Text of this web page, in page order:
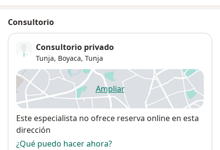
Consultorio
Consultorio privado
Tunja, Boyaca, Tunja
Ampliarse abre en una nueva
Disponibilidad
Este especialista no ofrece reserva online en esta
dirección
¿Qué puedo hacer ahora?